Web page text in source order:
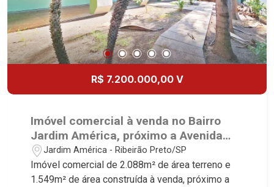
R$ 7.200.000,00 V
Imóvel comercial à venda no Bairro
Jardim América, próximo a Avenida
Presidente Vargas - Ribeirão Preto/SP.
Jardim América - Ribeirão Preto/SP
Imóvel comercial de 2.088m² de área terreno e
1.549m² de área construída à venda, próximo a